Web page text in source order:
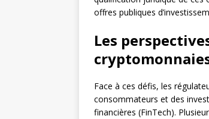
offres publiques
Les
Face à ces défis, les
consommateurs et des
financières (FinTech).